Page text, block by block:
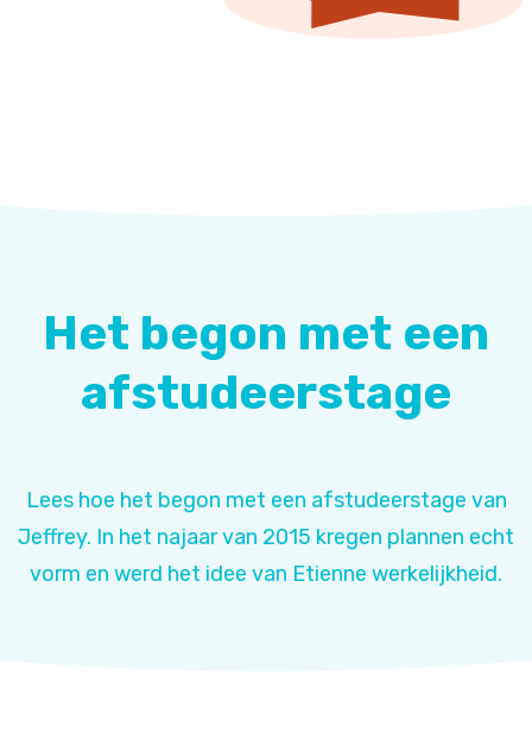
Het begon met een
afstudeerstage
Lees hoe het begon met een afstudeerstage van
Jeffrey. In het najaar van 2015 kregen plannen echt
vorm en werd het idee van Etienne werkelijkheid.